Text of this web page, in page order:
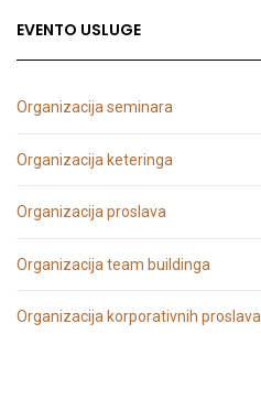
EVENTO USLUGE
Organizacija seminara
Organizacija keteringa
Organizacija proslava
Organizacija team buildinga
Organizacija korporativnih proslava